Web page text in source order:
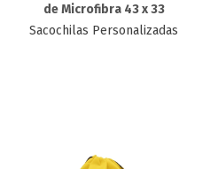
de Microfibra 43 x 33
Sacochilas Personalizadas